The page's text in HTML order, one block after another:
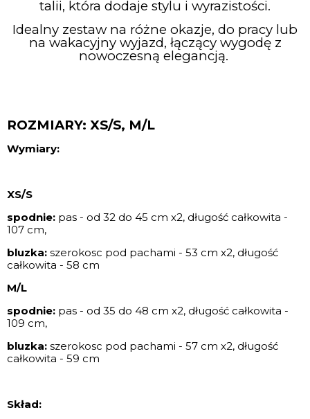
talii, która dodaje stylu i wyrazistości.
Idealny zestaw na różne okazje, do pracy lub
na wakacyjny wyjazd, łączący wygodę z
nowoczesną elegancją.
ROZMIARY: XS/S, M/L
Wymiary:
XS/S
spodnie: pas - od 32 do 45 cm x2, długość całkowita -
107 cm,
bluzka: szerokosc pod pachami - 53 cm x2, długość
całkowita - 58 cm
M/L
spodnie: pas - od 35 do 48 cm x2, długość całkowita -
109 cm,
bluzka: szerokosc pod pachami - 57 cm x2, długość
całkowita - 59 cm
Skład: